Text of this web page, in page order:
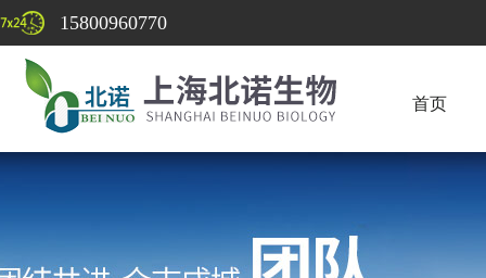
15800960770
首页